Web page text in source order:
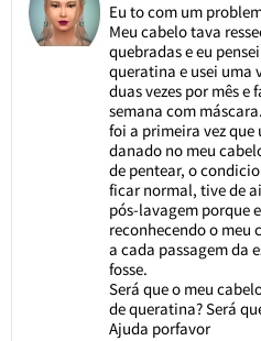
Eu to com um
Meu cabelo tava
quebradas e eu
queratina e usei uma
duas vezes por mês
semana com
foi a primeira vez que
danado no meu
de pentear, o
ficar normal, tive de
pós-lavagem porque
reconhecendo o meu
a cada passagem da
fosse.
Será que o meu
de queratina? Será
Ajuda porfavor